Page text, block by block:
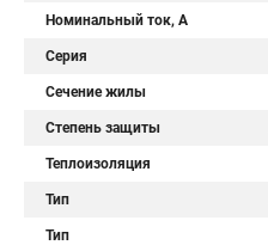
Номинальный ток, А
Серия
Сечение жилы
Степень защиты
Теплоизоляция
Тип
Тип